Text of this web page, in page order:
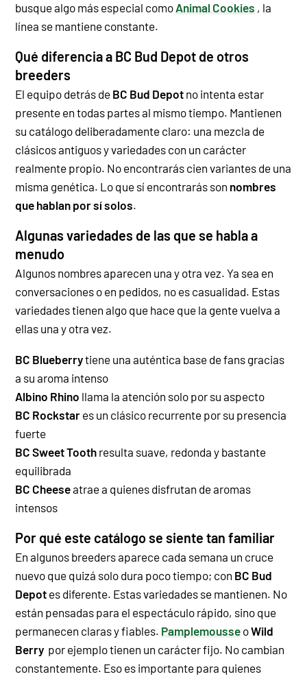
busque algo más especial comoAnimal Cookies , la
línea se mantiene constante.
Qué diferencia a BC Bud Depot de otros
breeders
El equipo detrás de BC Bud Depot no intenta estar
presente en todas partes al mismo tiempo. Mantienen
su catálogo deliberadamente claro: una mezcla de
clásicos antiguos y variedades con un carácter
realmente propio. No encontrarás cien variantes de una
misma genética. Lo que sí encontrarás son nombres
que hablan por sí solos.
Algunas variedades de las que se habla a
menudo
Algunos nombres aparecen una y otra vez. Ya sea en
conversaciones o en pedidos, no es casualidad. Estas
variedades tienen algo que hace que la gente vuelva a
ellas una y otra vez.
BC Blueberrytiene una auténtica base de fans gracias
a su aroma intenso
Albino Rhino llama la atención solo por su aspecto
BC Rockstar es un clásico recurrente por su presencia
fuerte
BC Sweet Tooth resulta suave, redonda y bastante
equilibrada
BC Cheeseatrae a quienes disfrutan de aromas
intensos
Por qué este catálogo se siente tan familiar
En algunos breeders aparece cada semana un cruce
nuevo que quizá solo dura poco tiempo; con BC Bud
Depot es diferente. Estas variedades se mantienen. No
están pensadas para el espectáculo rápido, sino que
permanecen claras y fiables. Pamplemousse oWild
Berry por ejemplo tienen un carácter fijo. No cambian
constantemente. Eso es importante para quienes